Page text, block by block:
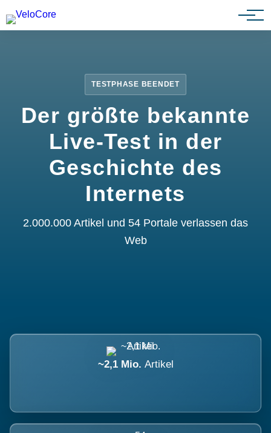
Partnerprogramm
TESTPHASE BEENDET
Der größte bekannte
Live-Test in der
Geschichte des
Internets
2.000.000 Artikel und 54 Portale verlassen das
Web
~2,1 Mio. Artikel